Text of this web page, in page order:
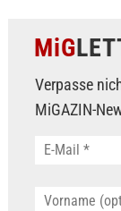
MiG
Verpasse
MiGAZIN-